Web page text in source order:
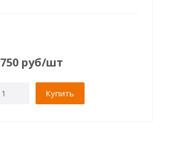
750 руб/шт
Купить